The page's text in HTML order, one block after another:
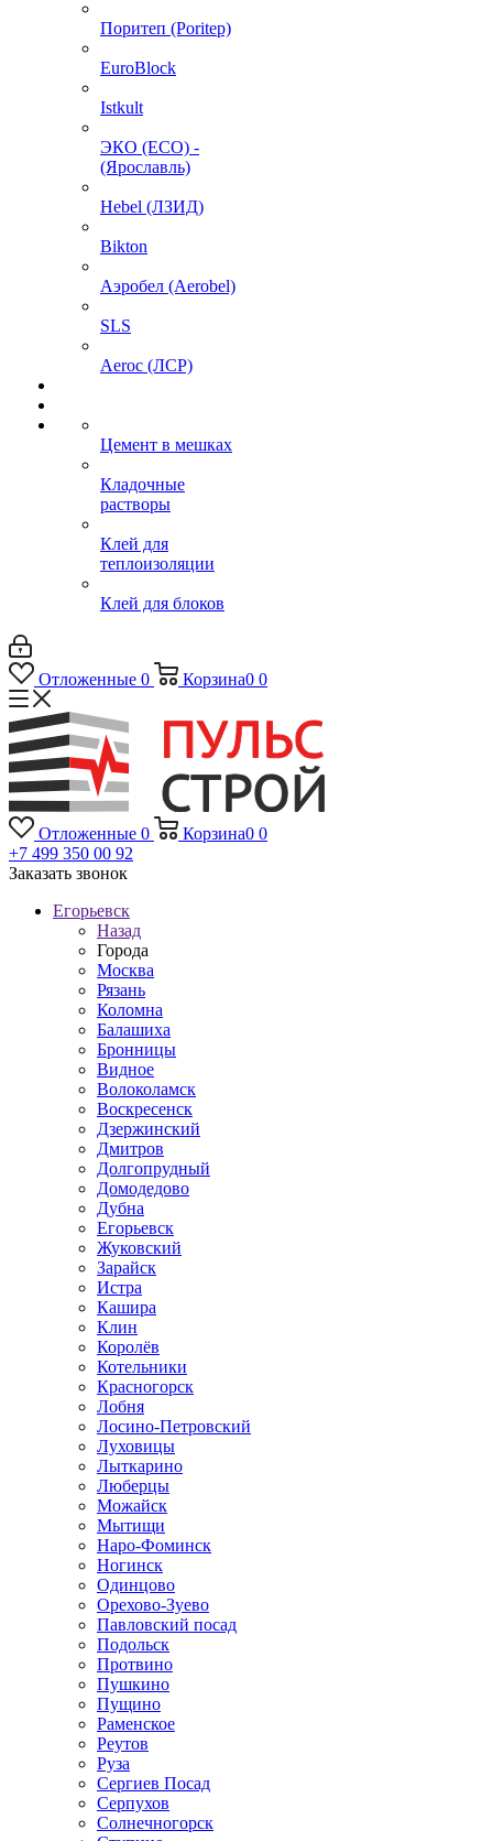
Поритеп (Poritep)
EuroBlock
Istkult
ЭКО (ECO) -
(Ярославль)
Hebel (ЛЗИД)
Bikton
Аэробел (Aerobel)
SLS
Aeroc (ЛСР)
Цемент в мешках
Кладочные
растворы
Клей для
теплоизоляции
Клей для блоков
Отложенные 0 Корзина0 0
Отложенные 0 Корзина0 0
+7 499 350 00 92
Заказать звонок
Егорьевск
Назад
Города
Москва
Рязань
Коломна
Балашиха
Бронницы
Видное
Волоколамск
Воскресенск
Дзержинский
Дмитров
Долгопрудный
Домодедово
Дубна
Егорьевск
Жуковский
Зарайск
Истра
Кашира
Клин
Королёв
Котельники
Красногорск
Лобня
Лосино-Петровский
Луховицы
Лыткарино
Люберцы
Можайск
Мытищи
Наро-Фоминск
Ногинск
Одинцово
Орехово-Зуево
Павловский посад
Подольск
Протвино
Пушкино
Пущино
Раменское
Реутов
Руза
Сергиев Посад
Серпухов
Солнечногорск